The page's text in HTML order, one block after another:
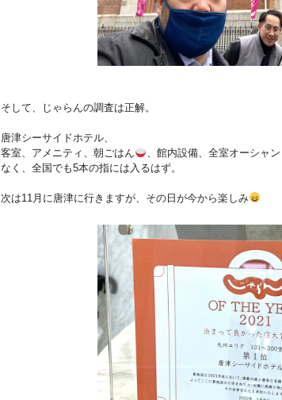
そして、じゃらんの調査は正解。
唐津シーサイドホテル、
客室、アメニティ、朝ごはん
、館内設備、全室オーシャ
なく、全国でも5本の指には入るはず。
次は11月に唐津に行きますが、その日が今から楽しみ